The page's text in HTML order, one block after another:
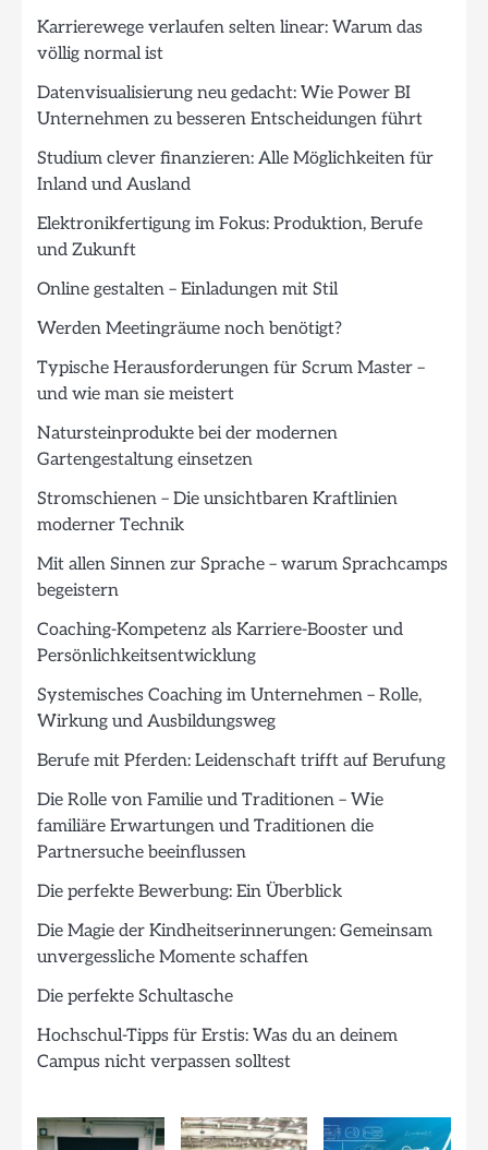
Karrierewege verlaufen selten linear: Warum das
völlig normal ist
Datenvisualisierung neu gedacht: Wie Power BI
Unternehmen zu besseren Entscheidungen führt
Studium clever finanzieren: Alle Möglichkeiten für
Inland und Ausland
Elektronikfertigung im Fokus: Produktion, Berufe
und Zukunft
Online gestalten – Einladungen mit Stil
Werden Meetingräume noch benötigt?
Typische Herausforderungen für Scrum Master –
und wie man sie meistert
Natursteinprodukte bei der modernen
Gartengestaltung einsetzen
Stromschienen – Die unsichtbaren Kraftlinien
moderner Technik
Mit allen Sinnen zur Sprache – warum Sprachcamps
begeistern
Coaching-Kompetenz als Karriere-Booster und
Persönlichkeitsentwicklung
Systemisches Coaching im Unternehmen – Rolle,
Wirkung und Ausbildungsweg
Berufe mit Pferden: Leidenschaft trifft auf Berufung
Die Rolle von Familie und Traditionen – Wie
familiäre Erwartungen und Traditionen die
Partnersuche beeinflussen
Die perfekte Bewerbung: Ein Überblick
Die Magie der Kindheitserinnerungen: Gemeinsam
unvergessliche Momente schaffen
Die perfekte Schultasche
Hochschul-Tipps für Erstis: Was du an deinem
Campus nicht verpassen solltest